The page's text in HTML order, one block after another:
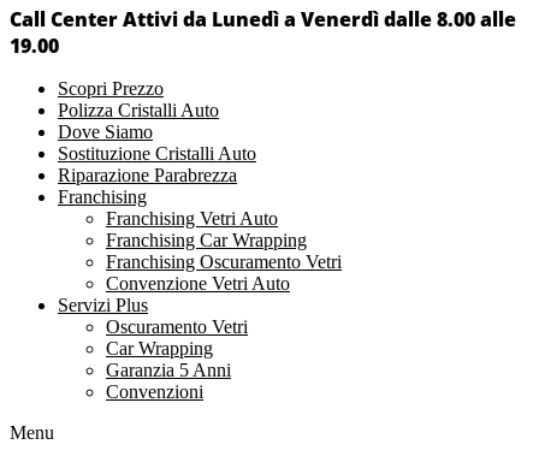
Call Center Attivi da Lunedì a Venerdì dalle 8.00 alle
19.00
Scopri Prezzo
Polizza Cristalli Auto
Dove Siamo
Sostituzione Cristalli Auto
Riparazione Parabrezza
Franchising
Franchising Vetri Auto
Franchising Car Wrapping
Franchising Oscuramento Vetri
Convenzione Vetri Auto
Servizi Plus
Oscuramento Vetri
Car Wrapping
Garanzia 5 Anni
Convenzioni
Menu